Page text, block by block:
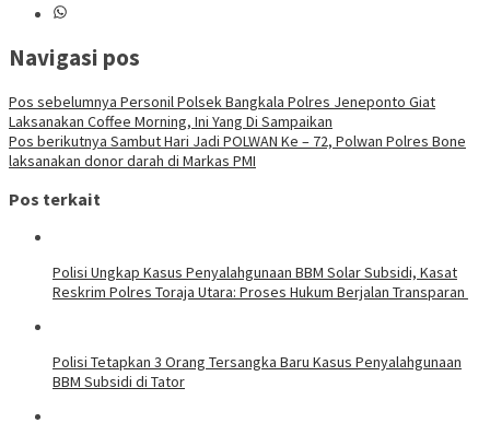
Navigasi pos
Pos sebelumnya Personil Polsek Bangkala Polres Jeneponto Giat
Laksanakan Coffee Morning, Ini Yang Di Sampaikan
Pos berikutnya Sambut Hari Jadi POLWAN Ke – 72, Polwan Polres Bone
laksanakan donor darah di Markas PMI
Pos terkait
Polisi Ungkap Kasus Penyalahgunaan BBM Solar Subsidi, Kasat
Reskrim Polres Toraja Utara: Proses Hukum Berjalan Transparan
Polisi Tetapkan 3 Orang Tersangka Baru Kasus Penyalahgunaan
BBM Subsidi di Tator